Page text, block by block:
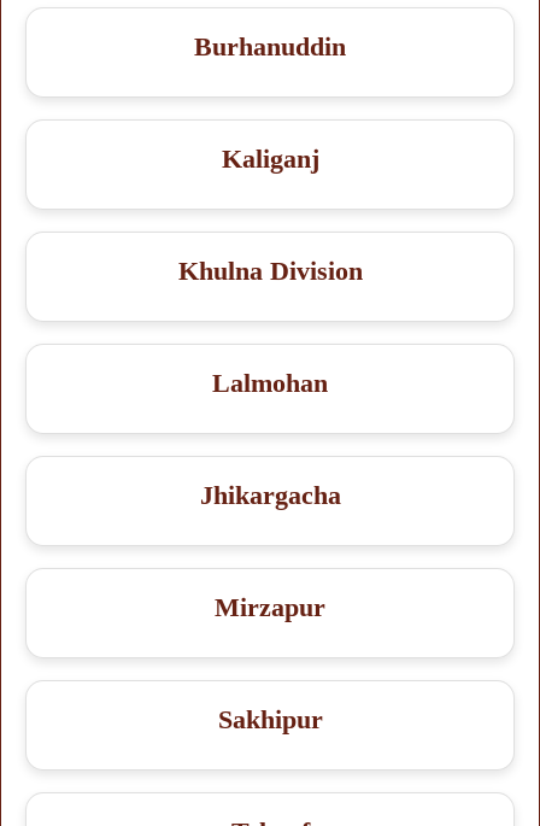
Burhanuddin
Kaliganj
Khulna Division
Lalmohan
Jhikargacha
Mirzapur
Sakhipur